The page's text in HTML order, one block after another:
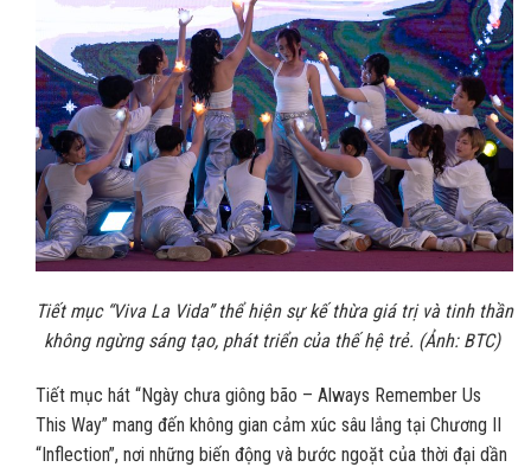
Tiết mục “Viva La Vida” thể hiện sự kế thừa giá trị và tinh thần
không ngừng sáng tạo, phát triển của thế hệ trẻ. (Ảnh: BTC)
Tiết mục hát “Ngày chưa giông bão – Always Remember Us
This Way” mang đến không gian cảm xúc sâu lắng tại Chương II
“Inflection”, nơi những biến động và bước ngoặt của thời đại dần